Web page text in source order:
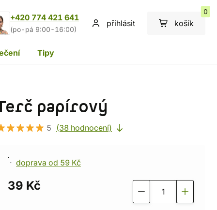
+420 774 421 641
(po-pá 9:00-16:00)
přihlásit košík
0
Tipy
papírový
5 (38 hodnocení)
doprava od 59 Kč
39 Kč